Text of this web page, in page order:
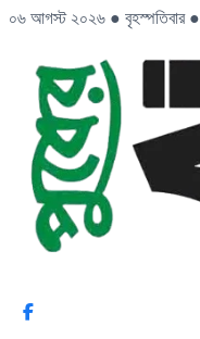
০৬ আগস্ট ২০২৬ ● বৃহস্পতিবার ●